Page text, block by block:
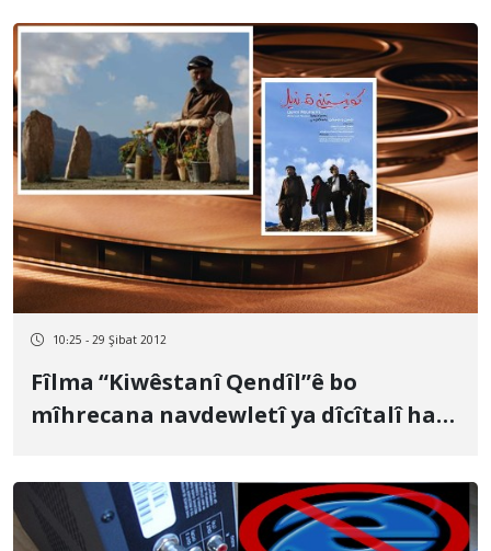
10:25 - 29 Şibat 2012
Fîlma “Kiwêstanî Qendîl”ê bo
mîhrecana navdewletî ya dîcîtalî hate